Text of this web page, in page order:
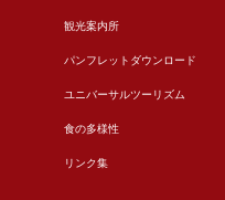
観光案内所
パンフレットダウンロード
ユニバーサルツーリズム
食の多様性
リンク集